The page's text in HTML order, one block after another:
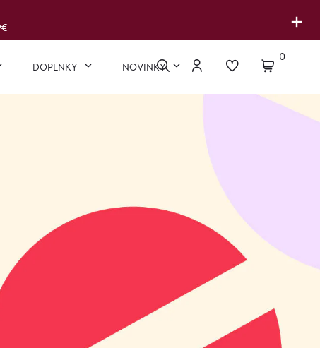
+
DOPLNKY NOVINKY
0